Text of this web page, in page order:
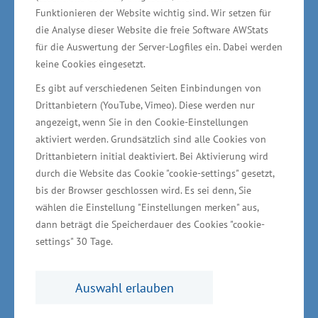
Funktionieren der Website wichtig sind. Wir setzen für
die Analyse dieser Website die freie Software AWStats
für die Auswertung der Server-Logfiles ein. Dabei werden
keine Cookies eingesetzt.
Es gibt auf verschiedenen Seiten Einbindungen von
Drittanbietern (YouTube, Vimeo). Diese werden nur
angezeigt, wenn Sie in den Cookie-Einstellungen
aktiviert werden. Grundsätzlich sind alle Cookies von
Drittanbietern initial deaktiviert. Bei Aktivierung wird
durch die Website das Cookie "cookie-settings" gesetzt,
bis der Browser geschlossen wird. Es sei denn, Sie
wählen die Einstellung "Einstellungen merken" aus,
dann beträgt die Speicherdauer des Cookies "cookie-
settings" 30 Tage.
Auswahl erlauben
Mehr marktreife Produkte nötig –
innovative Unternehmen sind
Schlüssel für wirtschaftliche
Zukunft
Das Zentrum soll als fachspezifisches
Forschungs-, Dienstleistungs- und
Gründerzentrum eine auf die Bereiche
Bioökonomie und Plasmatechnolgie
ausgerichtete Infrastruktur für vorrangig kleine
und mittlere Unternehmen bereitstellen. Im
geplanten Betriebsteil „Plasma“ werden neben
Verfügung gestellt, um neue